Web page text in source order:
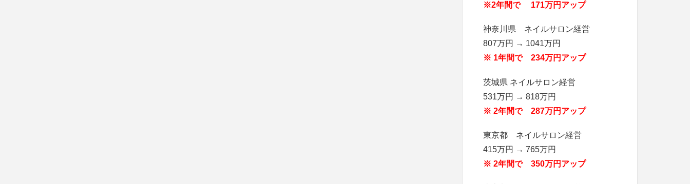
※2年間で 171万円アップ
神奈川県 ネイルサロン経営
807万円 → 1041万円
※ 1年間で 234万円アップ
茨城県 ネイルサロン経営
531万円 → 818万円
※ 2年間で 287万円アップ
東京都 ネイルサロン経営
415万円 → 765万円
※ 2年間で 350万円アップ